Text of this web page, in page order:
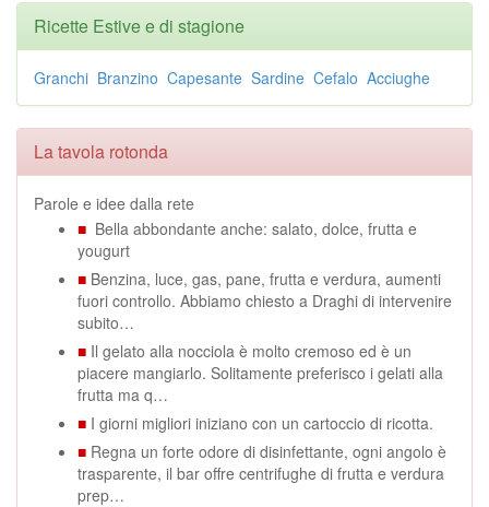
Ricette Estive e di stagione
Granchi Branzino Capesante Sardine Cefalo Acciughe
La tavola rotonda
Parole e idee dalla rete
■ Bella abbondante anche: salato, dolce, frutta e
yougurt
■ Benzina, luce, gas, pane, frutta e verdura, aumenti
fuori controllo. Abbiamo chiesto a Draghi di intervenire
subito…
■ Il gelato alla nocciola è molto cremoso ed è un
piacere mangiarlo. Solitamente preferisco i gelati alla
frutta ma q…
■ I giorni migliori iniziano con un cartoccio di ricotta.
■ Regna un forte odore di disinfettante, ogni angolo è
trasparente, il bar offre centrifughe di frutta e verdura
prep…